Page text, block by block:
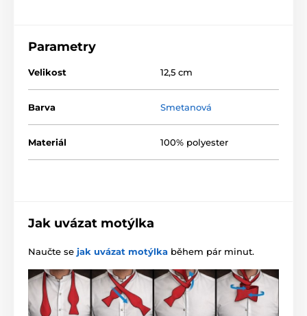
Parametry
Velikost 12,5 cm
Barva Smetanová
Materiál 100% polyester
Jak uvázat motýlka
Naučte se jak uvázat motýlka během pár minut.